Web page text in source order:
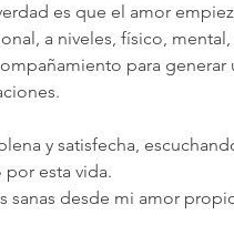
es que el amor
a niveles, físico,
para
y satisfecha,
esta vida.
sanas desde mi amor